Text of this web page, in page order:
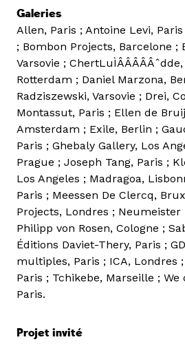
Galeries
Allen, Paris ; Antoine Levi,
; Bombon Projects, Barcelone ;
Varsovie ;
Rotterdam ; Daniel Marzona,
Radziszewski, Varsovie ; Drei,
Montassut, Paris ; Ellen de
Amsterdam ; Exile, Berlin ;
Paris ; Ghebaly Gallery, Los
Prague ; Joseph Tang, Paris ;
Los Angeles ; Madragoa,
Paris ; Meessen De Clercq,
Projects, Londres ; Neumeister
Philipp von Rosen, Cologne ;
Éditions Daviet-Thery, Paris ;
multiples, Paris ; ICA, Londres
Paris ; Tchikebe, Marseille ;
Paris.
Projet invité